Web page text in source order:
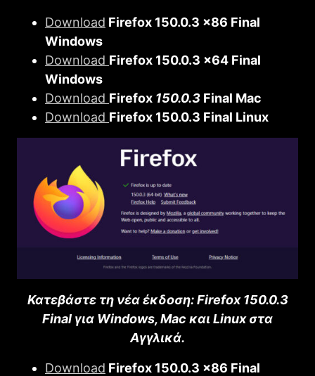
Download Firefοx 150.0.3 x86 Final
Windows
Download Firefοx 150.0.3 x64 Final
Windows
Download Firefοx 150.0.3 Final Mac
Download Firefοx 150.0.3 Final Linux
Κατεβάστε τη νέα έκδοση: Firefοx 150.0.3
Final για Windows, Mac και Linux στα
Αγγλικά.
Download Firefοx 150.0.3 x86 Final